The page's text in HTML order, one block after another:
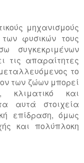
μηχανισμούς
φυσικών τους
συγκεκριμένων
τις απαραίτητες
το
των ζώων μπορεί
κλιματικό και
αυτά στοιχεία
επίδραση, όμως
και πολύπλοκη